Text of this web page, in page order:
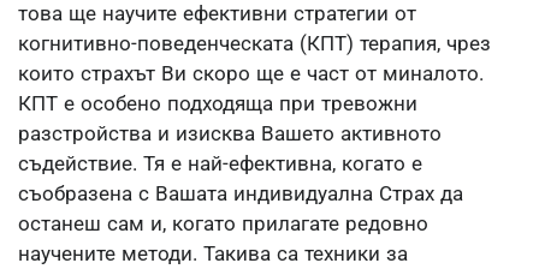
това ще научите ефективни стратегии от
когнитивно-поведенческата (КПТ) терапия, чрез
които страхът Ви скоро ще е част от миналото.
КПТ е особено подходяща при тревожни
разстройства и изисква Вашето активното
съдействие. Тя е най-ефективна, когато е
съобразена с Вашата индивидуална Страх да
останеш сам и, когато прилагате редовно
научените методи. Такива са техники за